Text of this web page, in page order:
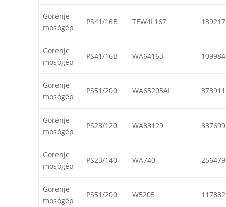
Gorenje
mosógép
PS41/16B TEW4L167 139217
Gorenje
mosógép
PS41/16B WA64163 109984
Gorenje
mosógép
PS51/200 WA65205AL 373911
Gorenje
mosógép
PS23/120 WA83129 337699
Gorenje
mosógép
PS23/140 WA740 256479
Gorenje
mosógép
PS51/200 W5205 117882